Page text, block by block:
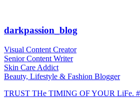
darkpassion_blog
Visual Content Creator
Senior Content Writer
Skin Care Addict
Beauty, Lifestyle & Fashion Blogger
TRUST THe TIMING OF YOUR LiFe.